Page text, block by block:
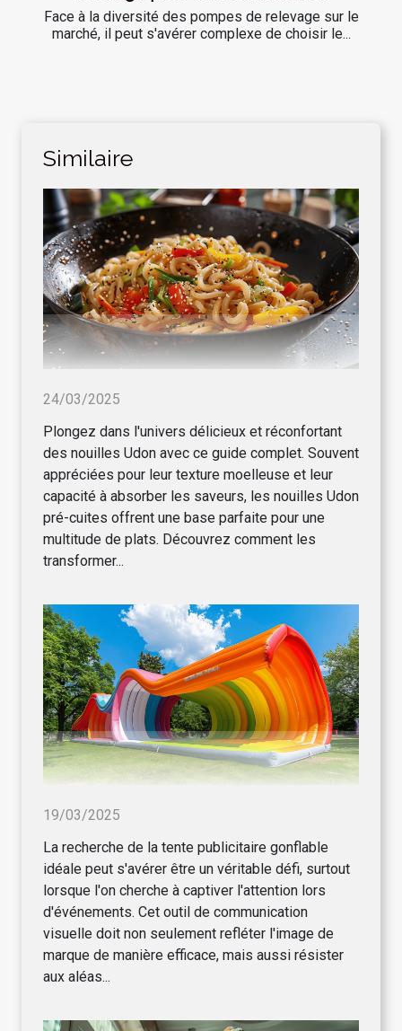
Face à la diversité des pompes de relevage sur le
marché, il peut s'avérer complexe de choisir le...
Similaire
24/03/2025
Plongez dans l'univers délicieux et réconfortant
des nouilles Udon avec ce guide complet. Souvent
appréciées pour leur texture moelleuse et leur
capacité à absorber les saveurs, les nouilles Udon
pré-cuites offrent une base parfaite pour une
multitude de plats. Découvrez comment les
transformer...
19/03/2025
La recherche de la tente publicitaire gonflable
idéale peut s'avérer être un véritable défi, surtout
lorsque l'on cherche à captiver l'attention lors
d'événements. Cet outil de communication
visuelle doit non seulement refléter l'image de
marque de manière efficace, mais aussi résister
aux aléas...